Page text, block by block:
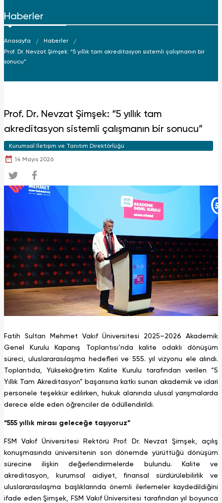
Haberler
Anasayfa
Haberler
Prof. Dr. Nevzat Şimşek: “5 yıllık tam akreditasyon sistemli çalışmanın bir
sonucu”
Prof. Dr. Nevzat Şimşek: “5 yıllık tam
akreditasyon sistemli çalışmanın bir sonucu”
Kurumsal İletişim ve Tanıtım Direktörlüğü
14 Mayıs 2026
Fatih Sultan Mehmet Vakıf Üniversitesi 2025–2026 Akademik
Genel Kurulu Kapanış Toplantısı’nda kalite odaklı dönüşüm
süreci, uluslararasılaşma hedefleri ve 555. yıl vizyonu ele alındı.
Toplantıda, Yükseköğretim Kalite Kurulu tarafından verilen “5
Yıllık Tam Akreditasyon” başarısına katkı sunan akademik ve idari
personele teşekkür edilirken, hukuk alanında ulusal yarışmalarda
derece elde eden öğrenciler de ödüllendirildi.
“555 yıllık mirası geleceğe taşıyoruz”
FSM Vakıf Üniversitesi Rektörü Prof. Dr. Nevzat Şimşek, açılış
konuşmasında üniversitenin son dönemde yürüttüğü dönüşüm
sürecine ilişkin değerlendirmelerde bulundu. Kalite ve
akreditasyon, kurumsal aidiyet, finansal sürdürülebilirlik ve
uluslararasılaşma başlıklarında önemli ilerlemeler kaydedildiğini
ifade eden Şimşek, FSM Vakıf Üniversitesi tarafından yıl boyunca